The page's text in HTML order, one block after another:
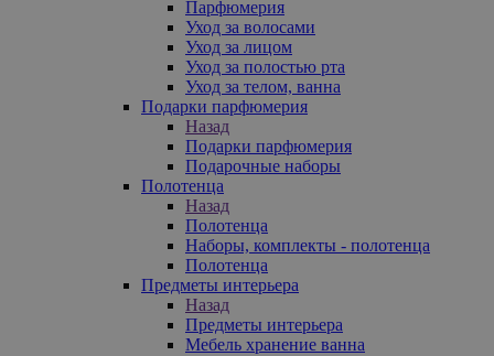
Парфюмерия
Уход за волосами
Уход за лицом
Уход за полостью рта
Уход за телом, ванна
Подарки парфюмерия
Назад
Подарки парфюмерия
Подарочные наборы
Полотенца
Назад
Полотенца
Наборы, комплекты - полотенца
Полотенца
Предметы интерьера
Назад
Предметы интерьера
Мебель хранение ванна